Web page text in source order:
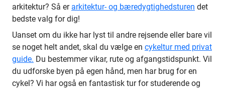
arkitektur? Så er arkitektur- og bæredygtighedsturen det
bedste valg for dig!
Uanset om du ikke har lyst til andre rejsende eller bare vil
se noget helt andet, skal du vælge en cykeltur med privat
guide. Du bestemmer vikar, rute og afgangstidspunkt. Vil
du udforske byen på egen hånd, men har brug for en
cykel? Vi har også en fantastisk tur for studerende og